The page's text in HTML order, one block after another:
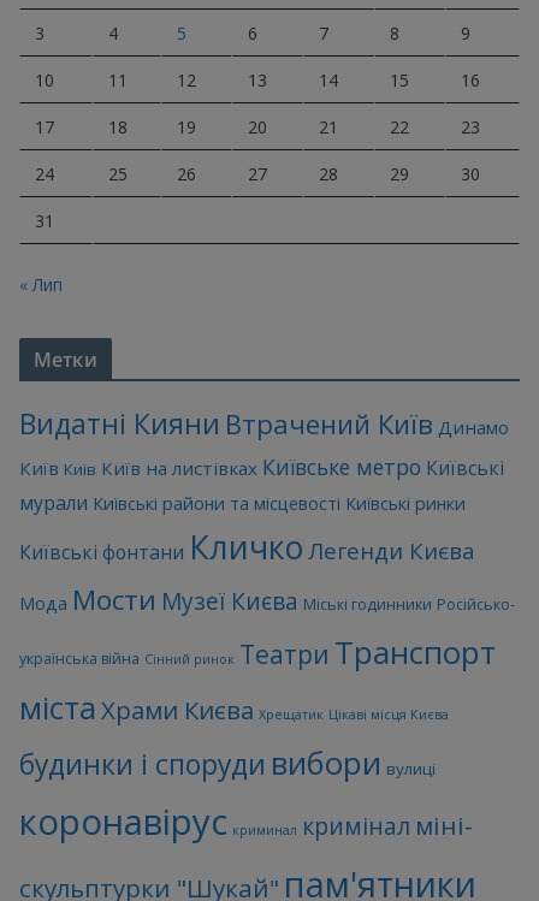
3 4 5 6 7 8 9
10 11 12 13 14 15 16
17 18 19 20 21 22 23
24 25 26 27 28 29 30
31
« Лип
Метки
Видатні Кияни Втрачений Київ Динамо
Київ Київ Київ на листівках Київське метро Київські
мурали Київські райони та місцевості Київські ринки
Київські фонтани Кличко Легенди Києва
Мода Мости Музеї Києва Міські годинники Російсько-
українська війна Сінний ринок Театри Транспорт
міста Храми Києва Хрещатик Цікаві місця Києва
будинки і споруди вибори вулиці
коронавірус криминал кримінал міні-
скульптурки "Шукай" пам'ятники